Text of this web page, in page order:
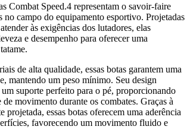
Combat Speed.4 representam o savoir-faire
no campo do equipamento esportivo. Projetadas
às exigências dos lutadores, elas
e desempenho para oferecer uma
de alta qualidade, essas botas garantem uma
mantendo um peso mínimo. Seu design
suporte perfeito para o pé, proporcionando
movimento durante os combates. Graças à
projetada, essas botas oferecem uma aderência
favorecendo um movimento fluido e